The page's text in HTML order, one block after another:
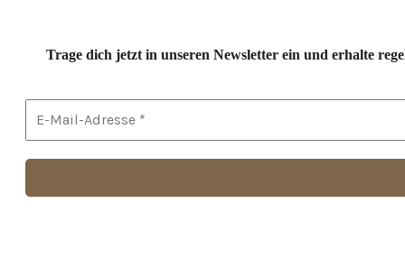
Trage dich jetzt in unseren Newsletter ein und erhalte